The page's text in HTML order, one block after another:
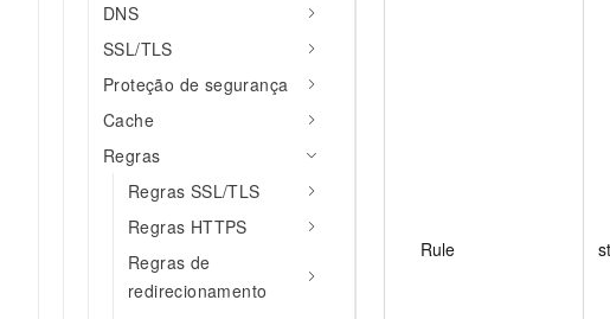
DNS
SSL/TLS
Proteção de segurança
Cache
Regras
Regras SSL/TLS
Regras HTTPS
Regras de
redirecionamento
Rule